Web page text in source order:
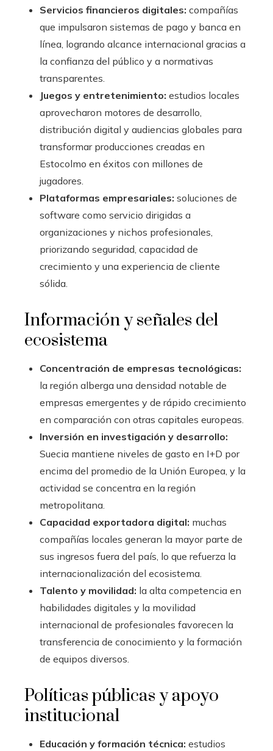
Servicios financieros digitales: compañías
que impulsaron sistemas de pago y banca en
línea, logrando alcance internacional gracias a
la confianza del público y a normativas
transparentes.
Juegos y entretenimiento: estudios locales
aprovecharon motores de desarrollo,
distribución digital y audiencias globales para
transformar producciones creadas en
Estocolmo en éxitos con millones de
jugadores.
Plataformas empresariales: soluciones de
software como servicio dirigidas a
organizaciones y nichos profesionales,
priorizando seguridad, capacidad de
crecimiento y una experiencia de cliente
sólida.
Información y señales del
ecosistema
Concentración de empresas tecnológicas:
la región alberga una densidad notable de
empresas emergentes y de rápido crecimiento
en comparación con otras capitales europeas.
Inversión en investigación y desarrollo:
Suecia mantiene niveles de gasto en I+D por
encima del promedio de la Unión Europea, y la
actividad se concentra en la región
metropolitana.
Capacidad exportadora digital: muchas
compañías locales generan la mayor parte de
sus ingresos fuera del país, lo que refuerza la
internacionalización del ecosistema.
Talento y movilidad: la alta competencia en
habilidades digitales y la movilidad
internacional de profesionales favorecen la
transferencia de conocimiento y la formación
de equipos diversos.
Políticas públicas y apoyo
institucional
Educación y formación técnica: estudios